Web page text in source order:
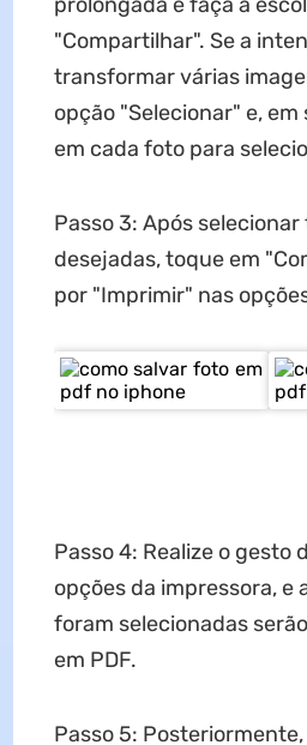
"Compartilhar". Se a
transformar várias
opção "Selecionar" e,
em cada foto para
Passo 3: Após
desejadas, toque em
por "Imprimir" nas
Passo 4: Realize o gesto
opções da impressora, e
foram selecionadas
em PDF.
Passo 5: